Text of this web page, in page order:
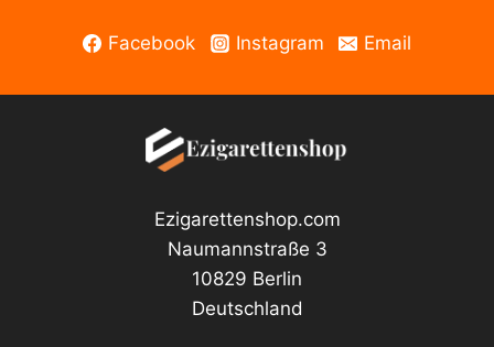
Facebook Instagram Email
Ezigarettenshop.com
Naumannstraße 3
10829 Berlin
Deutschland